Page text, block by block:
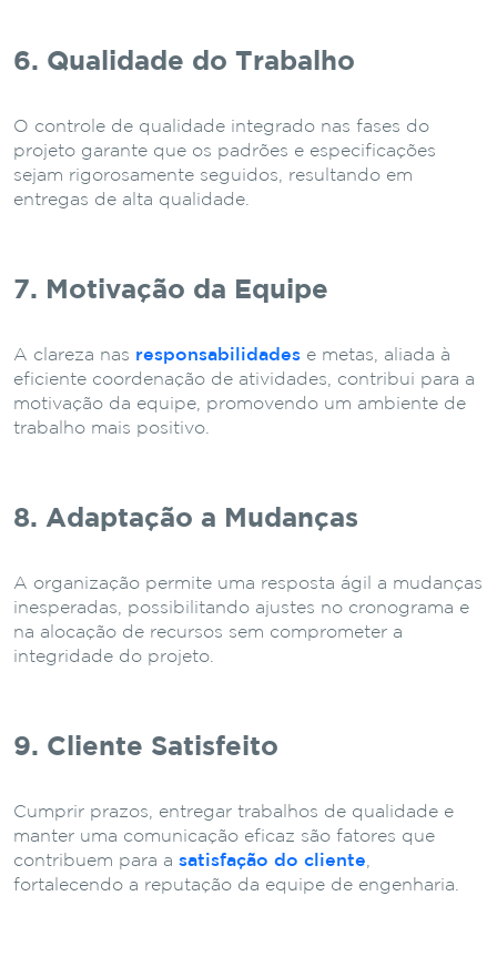
6. Qualidade do Trabalho
O controle de qualidade integrado nas fases do
projeto garante que os padrões e especificações
sejam rigorosamente seguidos, resultando em
entregas de alta qualidade.
7. Motivação da Equipe
A clareza nas responsabilidades e metas, aliada à
eficiente coordenação de atividades, contribui para a
motivação da equipe, promovendo um ambiente de
trabalho mais positivo.
8. Adaptação a Mudanças
A organização permite uma resposta ágil a mudanças
inesperadas, possibilitando ajustes no cronograma e
na alocação de recursos sem comprometer a
integridade do projeto.
9. Cliente Satisfeito
Cumprir prazos, entregar trabalhos de qualidade e
manter uma comunicação eficaz são fatores que
contribuem para a satisfação do cliente
fortalecendo a reputação da equipe de engenharia.